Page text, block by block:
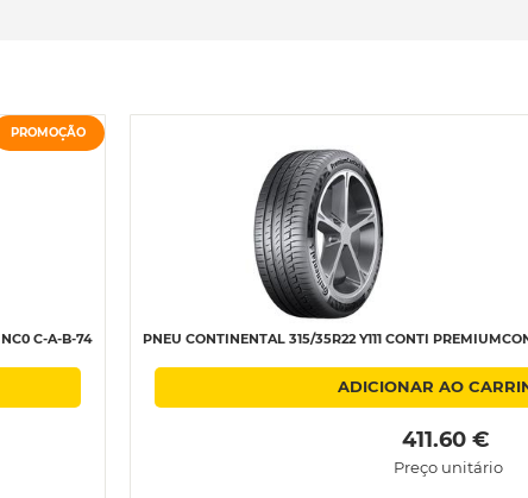
PROMOÇÃO
NC0 C-A-B-74 PNEU CONTINENTAL 315/35R22 Y111 CONTI
ADICIONAR AO
411.60 €
Preço unitário